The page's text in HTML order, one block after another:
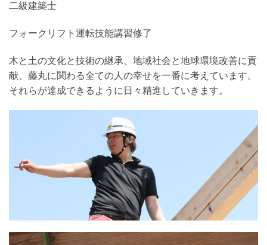
二級建築士
フォークリフト運転技能講習修了
木と土の文化と技術の継承、地域社会と地球環境改善に貢
献、藤丸に関わる全ての人の幸せを一番に考えています。
それらが達成できるように日々精進していきます。